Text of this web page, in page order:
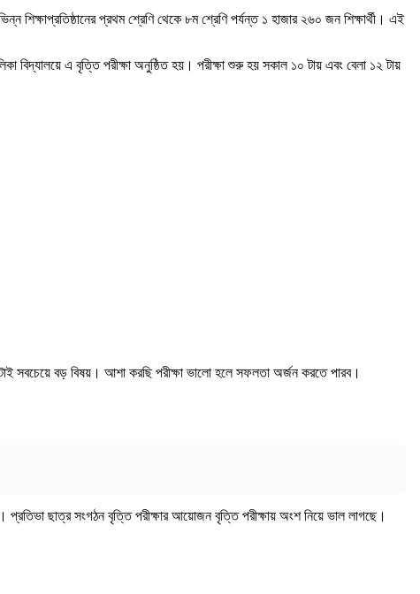
শিক্ষাপ্রতিষ্ঠানের প্রথম শ্রেণি থেকে ৮ম শ্রেণি পর্যন্ত ১ হাজার ২৬০ জন শিক্ষার্থী। এই
এ বৃত্তি পরীক্ষা অনুষ্ঠিত হয়। পরীক্ষা শুরু হয় সকাল ১০ টায় এবং বেলা ১২ টায়
সবচেয়ে বড় বিষয়। আশা করছি পরীক্ষা ভালো হলে সফলতা অর্জন করতে পারব।
প্রতিভা ছাত্র সংগঠন বৃত্তি পরীক্ষার আয়োজন বৃত্তি পরীক্ষায় অংশ নিয়ে ভাল লাগছে।